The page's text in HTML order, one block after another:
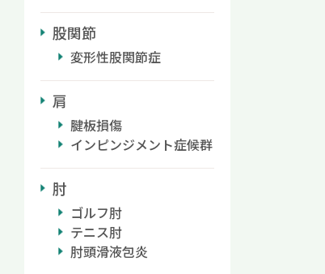
股関節
変形性股関節症
肩
腱板損傷
インピンジメント症候群
肘
ゴルフ肘
テニス肘
肘頭滑液包炎